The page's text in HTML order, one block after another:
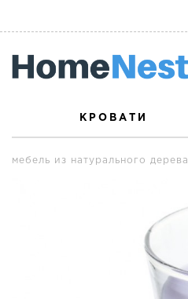
КРОВАТИ
мебель из натурального дерева